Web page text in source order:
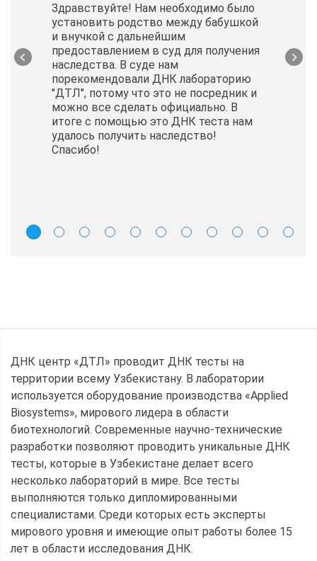
Здравствуйте! Нам необходимо было
установить родство между бабушкой
и внучкой с дальнейшим
предоставлением в суд для получения
наследства. В суде нам
порекомендовали ДНК лабораторию
"ДТЛ", потому что это не посредник и
можно все сделать официально. В
итоге с помощью это ДНК теста нам
удалось получить наследство!
Спасибо!
ДНК центр «ДТЛ» проводит ДНК тесты на
территории всему Узбекистану. В лаборатории
используется оборудование производства «Applied
Biosystems», мирового лидера в области
биотехнологий. Современные научно-технические
разработки позволяют проводить уникальные ДНК
тесты, которые в Узбекистане делает всего
несколько лабораторий в мире. Все тесты
выполняются только дипломированными
специалистами. Среди которых есть эксперты
мирового уровня и имеющие опыт работы более 15
лет в области исследования ДНК.